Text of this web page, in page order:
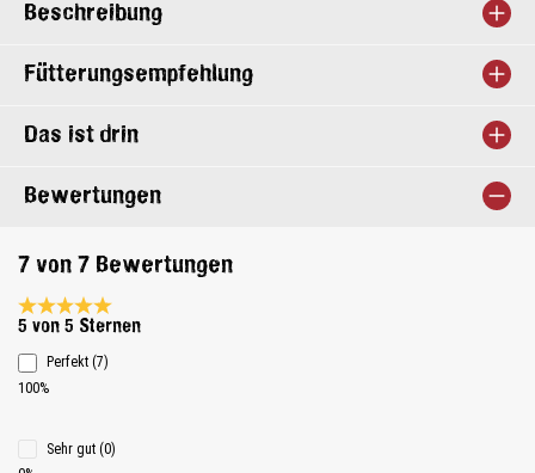
Beschreibung
Fütterungsempfehlung
Das ist drin
Bewertungen
7 von 7 Bewertungen
Durchschnittliche Bewertung 5 von 5 Sternen
5 von 5 Sternen
Perfekt (7)
100%
Sehr gut (0)